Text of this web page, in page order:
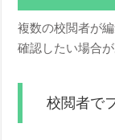
複数の校閲者が
確認したい場合が
校閲者で